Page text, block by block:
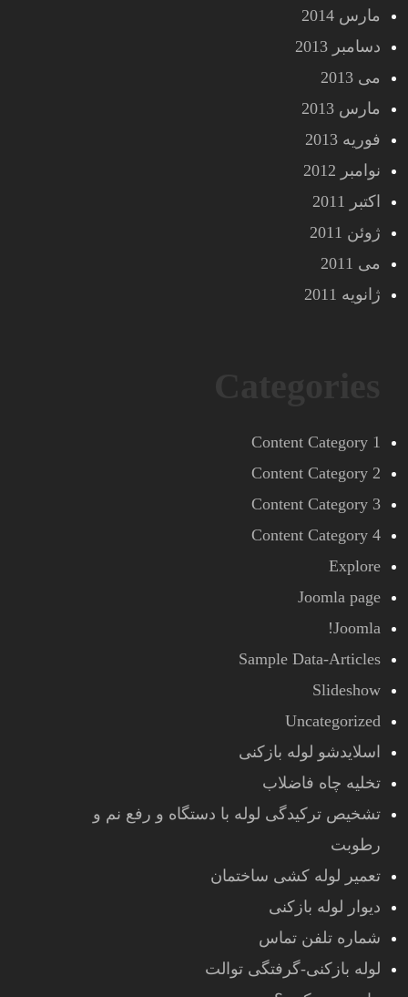
مارس 2014
دسامبر 2013
می 2013
مارس 2013
فوریه 2013
نوامبر 2012
اکتبر 2011
ژوئن 2011
می 2011
ژانویه 2011
Content Category 1
Content Category 2
Content Category 3
Content Category 4
Explore
Joomla page
Joomla!
Sample Data-Articles
Slideshow
Uncategorized
اسلایدشو لوله بازکنی
تخلیه چاه فاضلاب
تشخیص ترکیدگی لوله با دستگاه و رفع نم و
رطوبت
تعمیر لوله کشی ساختمان
دیوار لوله بازکنی
شماره تلفن تماس
لوله بازکنی-گرفتگی توالت